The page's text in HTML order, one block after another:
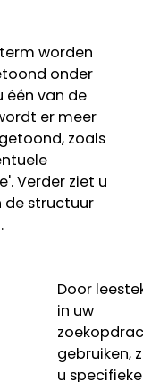
worden
onder
één van de
er meer
zoals
Verder ziet u
de structuur
Door
in uw
gebruiken,
u